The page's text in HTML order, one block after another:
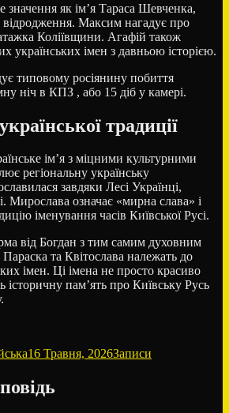
значення як ім’я Тараса Шевченка,
відродження. Максим нагадує про
Коліївщини. Агафій також
українських імен з давньою історією.
типовому росіянину побиття
ніч в КПЗ , або 15 діб у камері.
традиції
ім’я з міцними культурними
регіональну українську
завдяки Лесі Українці,
Мирослава означає «мирна слава» і
іменування часів Київської Русі.
від Богдан з тим самим духовним
та Квітослава належать до
імен. Ці імена не просто красиво
історичну пам’ять про Київську Русь
16 Травня, 2026Записи